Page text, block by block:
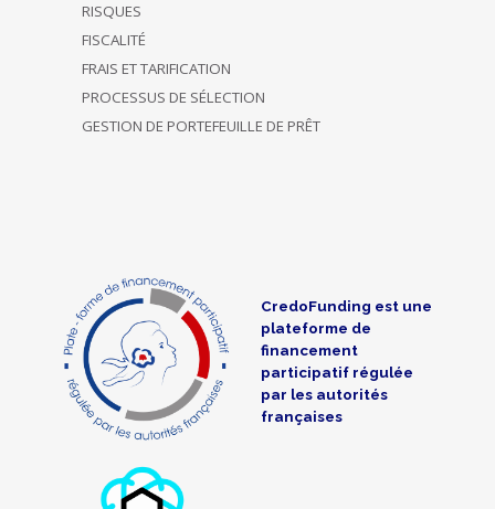
RISQUES
FISCALITÉ
FRAIS ET TARIFICATION
PROCESSUS DE SÉLECTION
GESTION DE PORTEFEUILLE DE PRÊT
CredoFunding est une
plateforme de
financement
participatif régulée
par les autorités
françaises